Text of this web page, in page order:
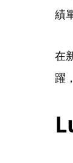
績
在
躍